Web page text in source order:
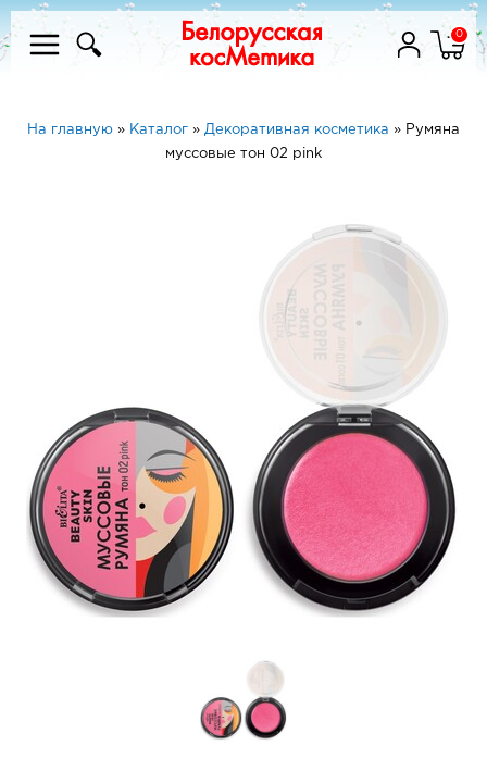
0
На главную » Каталог » Декоративная косметика » Румяна
муссовые тон 02 pink